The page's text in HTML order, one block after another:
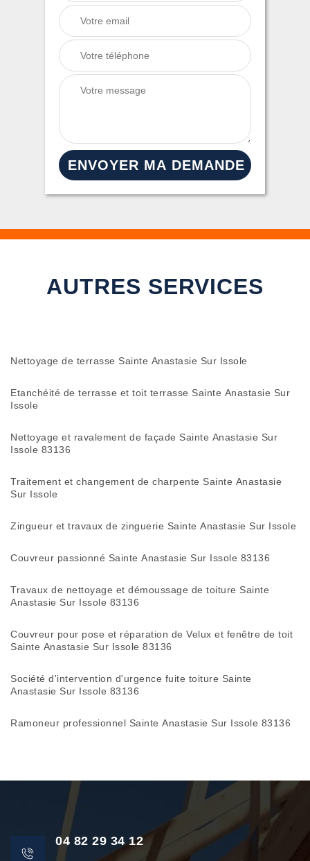
AUTRES SERVICES
Nettoyage de terrasse Sainte Anastasie Sur Issole
Etanchéité de terrasse et toit terrasse Sainte Anastasie Sur
Issole
Nettoyage et ravalement de façade Sainte Anastasie Sur
Issole 83136
Traitement et changement de charpente Sainte Anastasie
Sur Issole
Zingueur et travaux de zinguerie Sainte Anastasie Sur Issole
Couvreur passionné Sainte Anastasie Sur Issole 83136
Travaux de nettoyage et démoussage de toiture Sainte
Anastasie Sur Issole 83136
Couvreur pour pose et réparation de Velux et fenêtre de toit
Sainte Anastasie Sur Issole 83136
Société d'intervention d'urgence fuite toiture Sainte
Anastasie Sur Issole 83136
Ramoneur professionnel Sainte Anastasie Sur Issole 83136
04 82 29 34 12